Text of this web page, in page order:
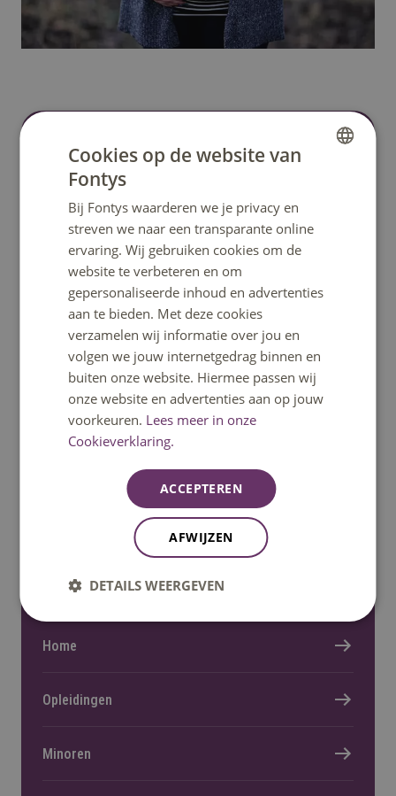
Heb je een vraag?
Het klantcontactcentrum helpt je graag verder.
Bereikbaar op ma t/m vrij 08:30u – 17:00u uur.
Telefonisch bereikbaar tot 12:30u.
Bel: 08850 80000
WhatsApp
Signal
Stel een vraag
Ga snel naar
Home
Opleidingen
Minoren
Cookies op de website van
Fontys
Bij Fontys waarderen we je privacy en
streven we naar een transparante online
ervaring. Wij gebruiken cookies om de
website te verbeteren en om
gepersonaliseerde inhoud en advertenties
aan te bieden. Met deze cookies
verzamelen wij informatie over jou en
volgen we jouw internetgedrag binnen en
buiten onze website. Hiermee passen wij
onze website en advertenties aan op jouw
voorkeuren. Lees meer in onze
Cookieverklaring.
ACCEPTEREN
AFWIJZEN
DETAILS WEERGEVEN